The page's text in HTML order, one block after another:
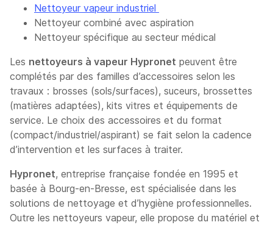
Nettoyeur vapeur industriel
Nettoyeur combiné avec aspiration
Nettoyeur spécifique au secteur médical
Les nettoyeurs à vapeur Hypronet peuvent être
complétés par des familles d’accessoires selon les
travaux : brosses (sols/surfaces), suceurs, brossettes
(matières adaptées), kits vitres et équipements de
service. Le choix des accessoires et du format
(compact/industriel/aspirant) se fait selon la cadence
d’intervention et les surfaces à traiter.
Hypronet, entreprise française fondée en 1995 et
basée à Bourg-en-Bresse, est spécialisée dans les
solutions de nettoyage et d’hygiène professionnelles.
Outre les nettoyeurs vapeur, elle propose du matériel et